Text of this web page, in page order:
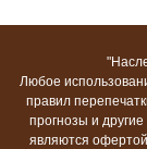
Любое
правил
прогнозы и
являются